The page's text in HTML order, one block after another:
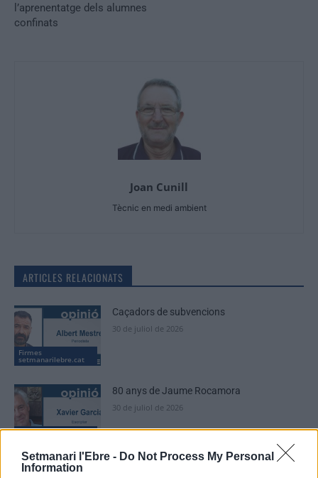
Setmanari l'Ebre - Do Not Process My Personal
Information
l’aprenentatge dels alumnes
confinats
Joan Cunill
Tècnic en medi ambient
ARTICLES RELACIONATS
Firmes
setmanarilebre.cat
Caçadors de subvencions
30 de juliol de 2026
Firmes
80 anys de Jaume Rocamora
30 de juliol de 2026